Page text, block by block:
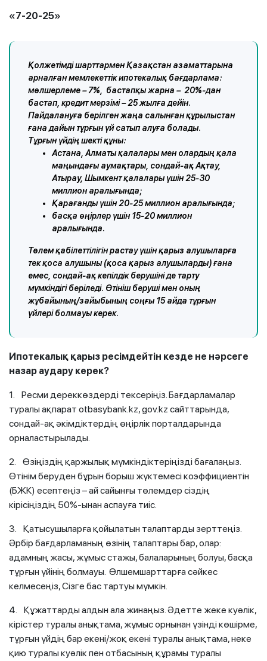
«7-20-25»
Қолжетімді шарттармен Қазақстан азаматтарына
арналған мемлекеттік ипотекалық бағдарлама:
мөлшерлеме – 7%, бастапқы жарна – 20%-дан
бастап, кредит мерзімі – 25 жылға дейін.
Пайдалануға берілген жаңа салынған құрылыстан
ғана дайын тұрғын үй сатып алуға болады.
Тұрғын үйдің шекті құны:
Астана, Алматы қалалары мен олардың қала
маңындағы аумақтары, сондай-ақ Ақтау,
Атырау, Шымкент қалалары үшін 25-30
миллион аралығында;
Қарағанды үшін 20-25 миллион аралығында;
басқа өңірлер үшін 15-20 миллион
аралығында.
Төлем қабілеттілігін растау үшін қарыз алушыларға
тек қоса алушыны (қоса қарыз алушыларды) ғана
емес, сондай-ақ кепілдік берушіні де тарту
мүмкіндігі беріледі. Өтініш беруші мен оның
жұбайының/зайыбының соңғы 15 айда тұрғын
үйлері болмауы керек.
Ипотекалық қарыз ресімдейтін кезде не нәрсеге
назар аудару керек?
1. Ресми дереккөздерді тексеріңіз. Бағдарламалар
туралы ақпарат otbasybank.kz, gov.kz сайттарында,
сондай-ақ әкімдіктердің өңірлік порталдарында
орналастырылады.
2. Өзіңіздің қаржылық мүмкіндіктеріңізді бағалаңыз.
Өтінім беруден бұрын борыш жүктемесі коэффициентін
(БЖК) есептеңіз – ай сайынғы төлемдер сіздің
кірісіңіздің 50%-ынан аспауға тиіс.
3. Қатысушыларға қойылатын талаптарды зерттеңіз.
Әрбір бағдарламаның өзінің талаптары бар, олар:
адамның жасы, жұмыс стажы, балаларының болуы, басқа
тұрғын үйінің болмауы. Өлшемшарттарға сәйкес
келмесеңіз, Сізге бас тартуы мүмкін.
4. Құжаттарды алдын ала жинаңыз. Әдетте жеке куәлік,
кірістер туралы анықтама, жұмыс орнынан үзінді көшірме,
тұрғын үйдің бар екені/жоқ екені туралы анықтама, неке
қию туралы куәлік пен отбасының құрамы туралы